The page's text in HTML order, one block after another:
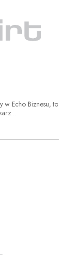
w Echo Biznesu, to